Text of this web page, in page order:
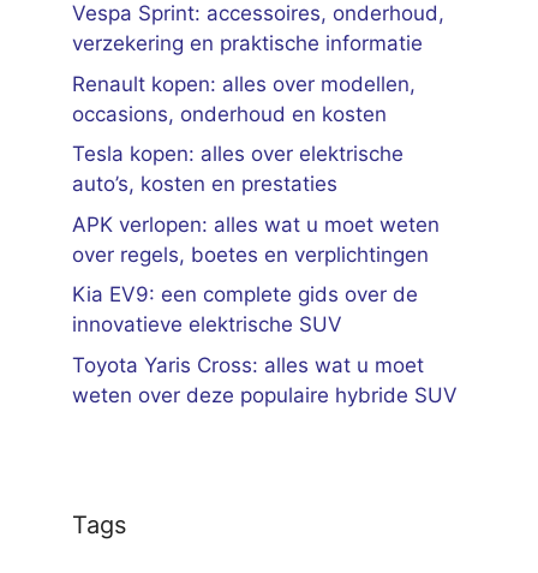
Vespa Sprint: accessoires, onderhoud,
verzekering en praktische informatie
Renault kopen: alles over modellen,
occasions, onderhoud en kosten
Tesla kopen: alles over elektrische
auto’s, kosten en prestaties
APK verlopen: alles wat u moet weten
over regels, boetes en verplichtingen
Kia EV9: een complete gids over de
innovatieve elektrische SUV
Toyota Yaris Cross: alles wat u moet
weten over deze populaire hybride SUV
Tags